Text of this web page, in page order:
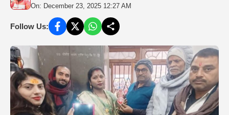
On: December 23, 2025 12:27 AM
Follow Us: